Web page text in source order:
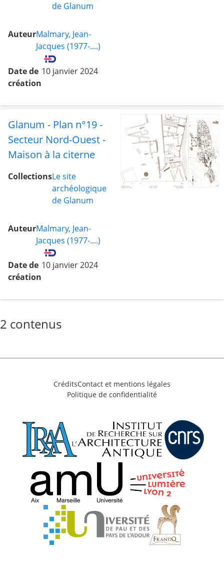
de Glanum
AuteurMalmary, Jean-
Jacques (1977-....)
Date de
création
10 janvier 2024
Glanum - Plan n°19 -
Secteur Nord-Ouest -
Maison à la citerne
CollectionsLe site
archéologique
de Glanum
AuteurMalmary, Jean-
Jacques (1977-....)
Date de
création
10 janvier 2024
2 contenus
CréditsContact et mentions légales
Politique de confidentialité